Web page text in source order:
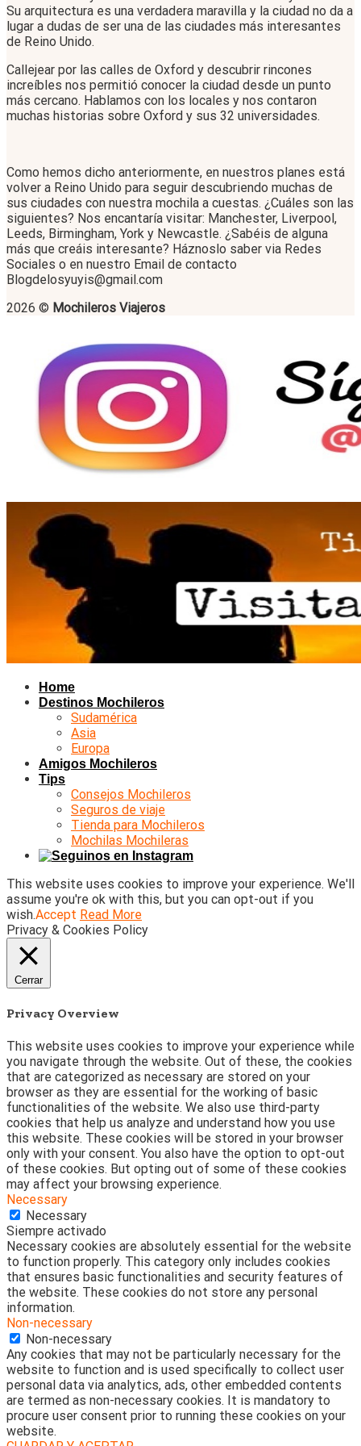
Su arquitectura es una verdadera maravilla y la ciudad no da a
lugar a dudas de ser una de las ciudades más interesantes
de Reino Unido.
Callejear por las calles de Oxford y descubrir rincones
increíbles nos permitió conocer la ciudad desde un punto
más cercano. Hablamos con los locales y nos contaron
muchas historias sobre Oxford y sus 32 universidades.
Como hemos dicho anteriormente, en nuestros planes está
volver a Reino Unido para seguir descubriendo muchas de
sus ciudades con nuestra mochila a cuestas. ¿Cuáles son las
siguientes? Nos encantaría visitar: Manchester, Liverpool,
Leeds, Birmingham, York y Newcastle. ¿Sabéis de alguna
más que creáis interesante? Háznoslo saber via Redes
Sociales o en nuestro Email de contacto
Blogdelosyuyis@gmail.com
2026 © Mochileros Viajeros
Home
Destinos Mochileros
Sudamérica
Asia
Europa
Amigos Mochileros
Tips
Consejos Mochileros
Seguros de viaje
Tienda para Mochileros
Mochilas Mochileras
This website uses cookies to improve your experience. We'll
assume you're ok with this, but you can opt-out if you
wish.Accept Read More
Privacy & Cookies Policy
Cerrar
Privacy Overview
This website uses cookies to improve your experience while
you navigate through the website. Out of these, the cookies
that are categorized as necessary are stored on your
browser as they are essential for the working of basic
functionalities of the website. We also use third-party
cookies that help us analyze and understand how you use
this website. These cookies will be stored in your browser
only with your consent. You also have the option to opt-out
of these cookies. But opting out of some of these cookies
may affect your browsing experience.
Necessary
Necessary
Siempre activado
Necessary cookies are absolutely essential for the website
to function properly. This category only includes cookies
that ensures basic functionalities and security features of
the website. These cookies do not store any personal
information.
Non-necessary
Non-necessary
Any cookies that may not be particularly necessary for the
website to function and is used specifically to collect user
personal data via analytics, ads, other embedded contents
are termed as non-necessary cookies. It is mandatory to
procure user consent prior to running these cookies on your
website.